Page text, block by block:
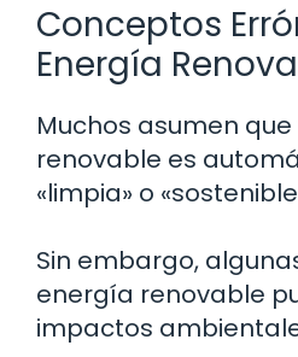
Conceptos
Energía
Muchos asumen
renovable es
«limpia» o
Sin embargo,
energía renovable
impactos